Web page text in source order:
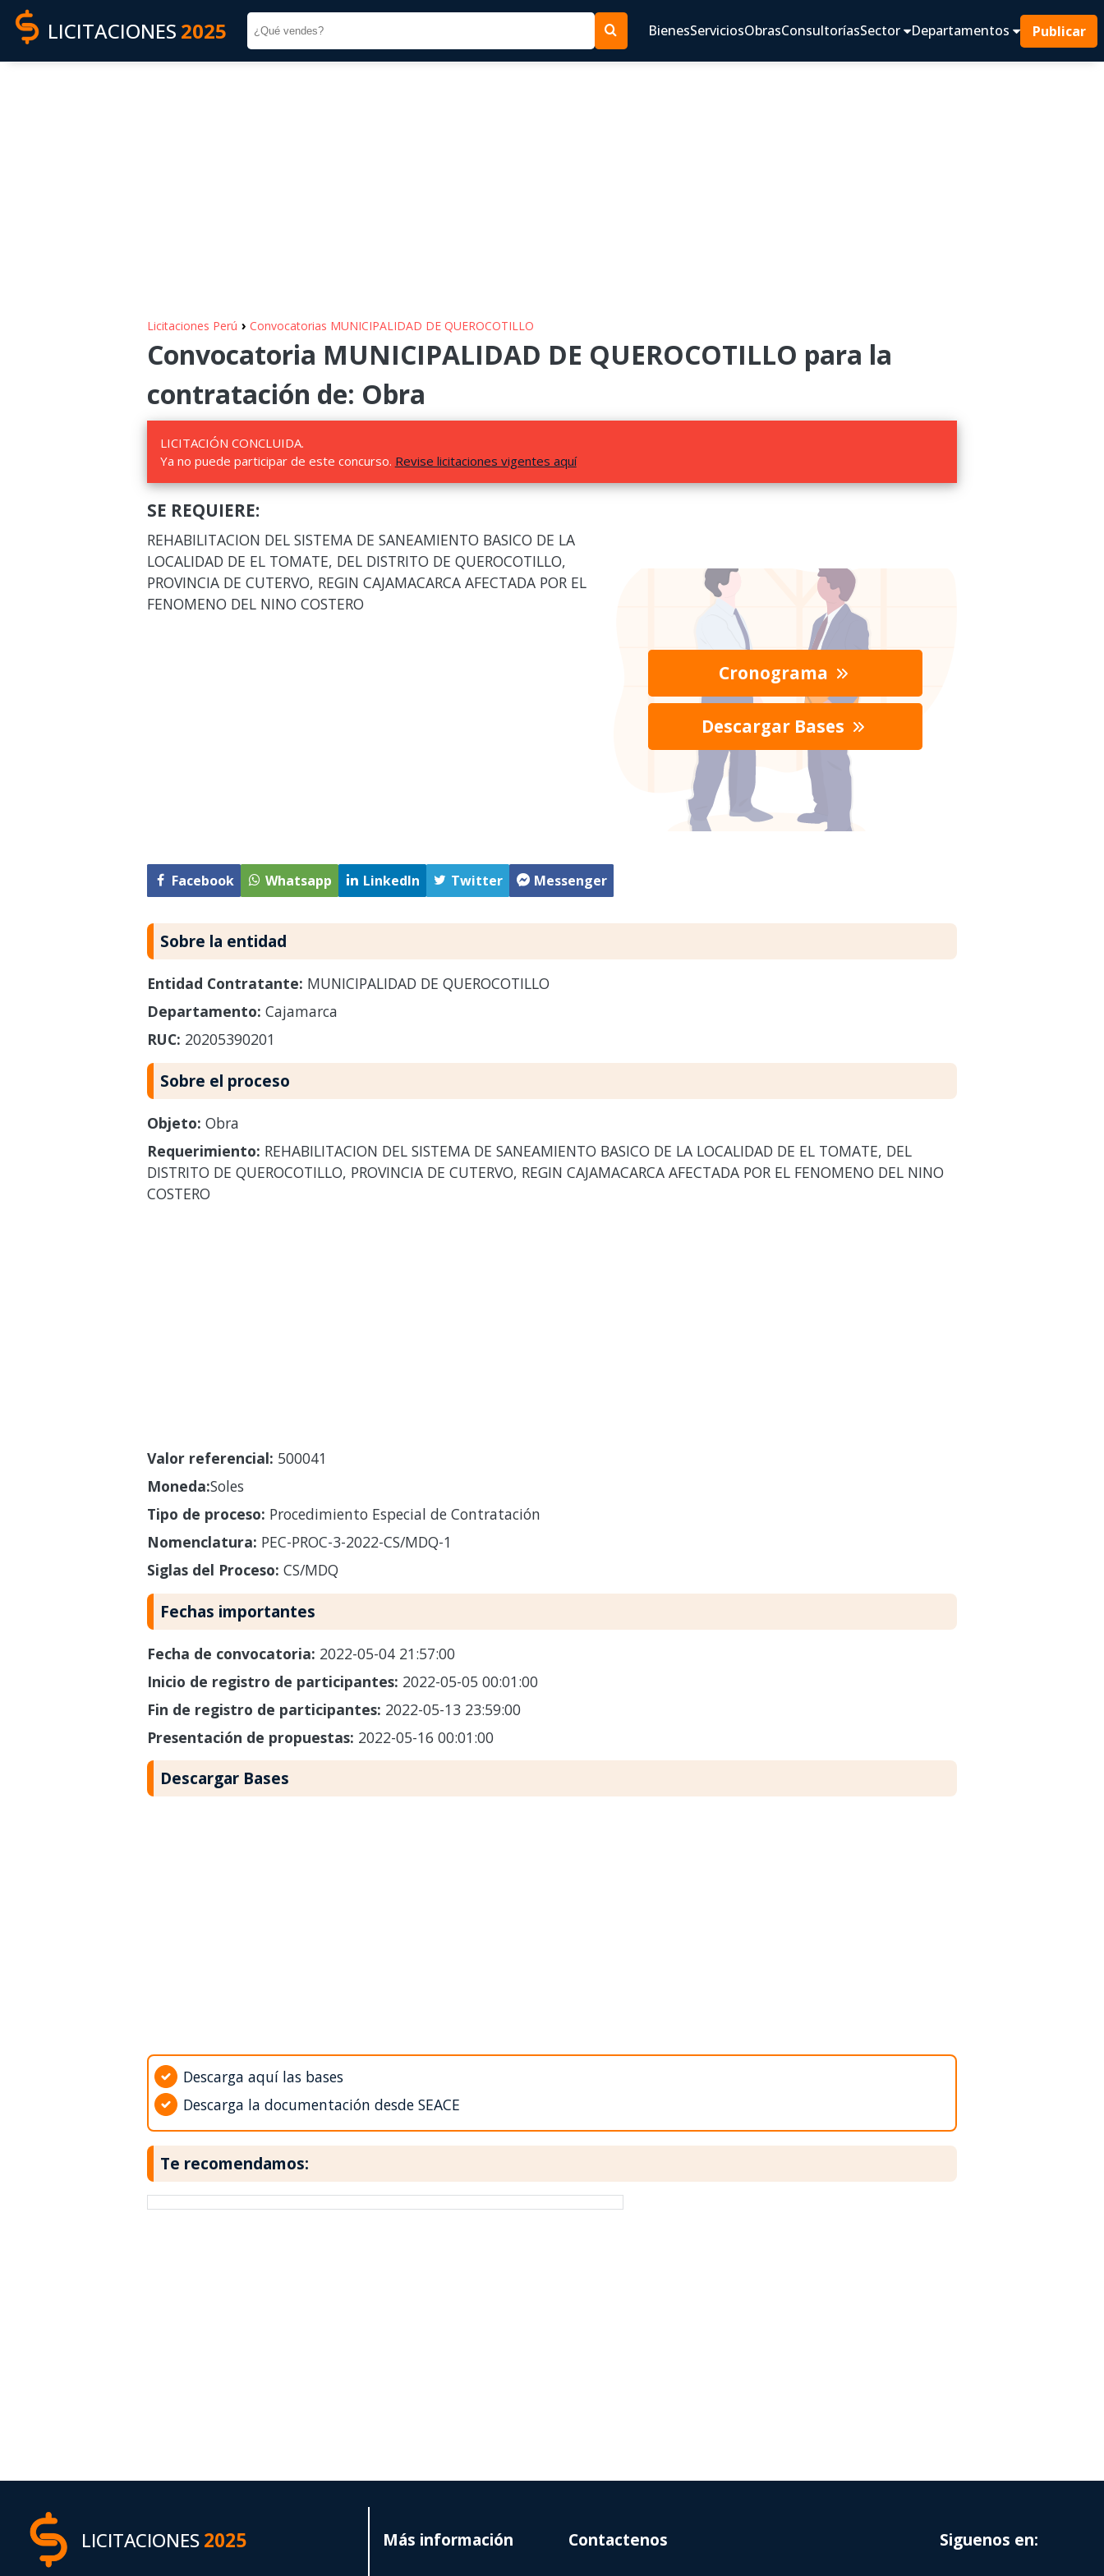
LICITACIONES 2025 BienesServiciosObrasConsultoríasSector Departamentos Publicar
Licitaciones Perú › Convocatorias MUNICIPALIDAD DE QUEROCOTILLO
Convocatoria MUNICIPALIDAD DE QUEROCOTILLO para la
contratación de: Obra
LICITACIÓN CONCLUIDA.
Ya no puede participar de este concurso. Revise licitaciones vigentes aquí
SE REQUIERE:
REHABILITACION DEL SISTEMA DE SANEAMIENTO BASICO DE LA
LOCALIDAD DE EL TOMATE, DEL DISTRITO DE QUEROCOTILLO,
PROVINCIA DE CUTERVO, REGIN CAJAMACARCA AFECTADA POR EL
FENOMENO DEL NINO COSTERO
Facebook Whatsapp LinkedIn Twitter Messenger
Cronograma
Descargar Bases
Sobre la entidad
Entidad Contratante: MUNICIPALIDAD DE QUEROCOTILLO
Departamento: Cajamarca
RUC: 20205390201
Sobre el proceso
Objeto: Obra
Requerimiento: REHABILITACION DEL SISTEMA DE SANEAMIENTO BASICO DE LA LOCALIDAD DE EL TOMATE, DEL
DISTRITO DE QUEROCOTILLO, PROVINCIA DE CUTERVO, REGIN CAJAMACARCA AFECTADA POR EL FENOMENO DEL NINO
COSTERO
Valor referencial: 500041
Moneda:Soles
Tipo de proceso: Procedimiento Especial de Contratación
Nomenclatura: PEC-PROC-3-2022-CS/MDQ-1
Siglas del Proceso: CS/MDQ
Fechas importantes
Fecha de convocatoria: 2022-05-04 21:57:00
Inicio de registro de participantes: 2022-05-05 00:01:00
Fin de registro de participantes: 2022-05-13 23:59:00
Presentación de propuestas: 2022-05-16 00:01:00
Descargar Bases
Descarga aquí las bases
Descarga la documentación desde SEACE
Te recomendamos:
LICITACIONES2025 Más información Contactenos Siguenos en: